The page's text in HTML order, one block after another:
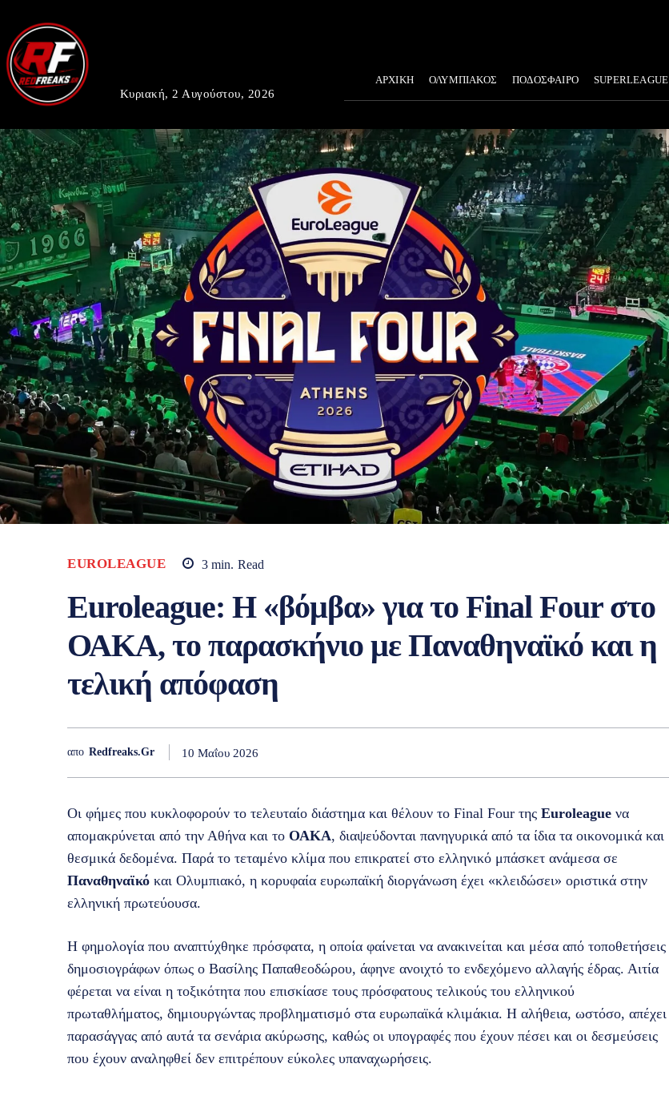
Κυριακή, 2 Αυγούστου, 2026
ΑΡΧΙΚΗ ΟΛΥΜΠΙΑΚΟΣ ΠΟΔΟΣΦΑΙΡΟ SUPERLEAGUE
EUROLEAGUE 3 min. Read
Euroleague: Η «βόμβα» για το Final Four στο
ΟΑΚΑ, το παρασκήνιο με Παναθηναϊκό και η
τελική απόφαση
απο Redfreaks.gr 10 Μαΐου 2026
Οι φήμες που κυκλοφορούν το τελευταίο διάστημα και θέλουν το Final Four της Euroleague να
απομακρύνεται από την Αθήνα και το ΟΑΚΑ, διαψεύδονται πανηγυρικά από τα ίδια τα οικονομικά και
θεσμικά δεδομένα. Παρά το τεταμένο κλίμα που επικρατεί στο ελληνικό μπάσκετ ανάμεσα σε
Παναθηναϊκό και Ολυμπιακό, η κορυφαία ευρωπαϊκή διοργάνωση έχει «κλειδώσει» οριστικά στην
ελληνική πρωτεύουσα.
Η φημολογία που αναπτύχθηκε πρόσφατα, η οποία φαίνεται να ανακινείται και μέσα από τοποθετήσεις
δημοσιογράφων όπως ο Βασίλης Παπαθεοδώρου, άφηνε ανοιχτό το ενδεχόμενο αλλαγής έδρας. Αιτία
φέρεται να είναι η τοξικότητα που επισκίασε τους πρόσφατους τελικούς του ελληνικού
πρωταθλήματος, δημιουργώντας προβληματισμό στα ευρωπαϊκά κλιμάκια. Η αλήθεια, ωστόσο, απέχει
παρασάγγας από αυτά τα σενάρια ακύρωσης, καθώς οι υπογραφές που έχουν πέσει και οι δεσμεύσεις
που έχουν αναληφθεί δεν επιτρέπουν εύκολες υπαναχωρήσεις.